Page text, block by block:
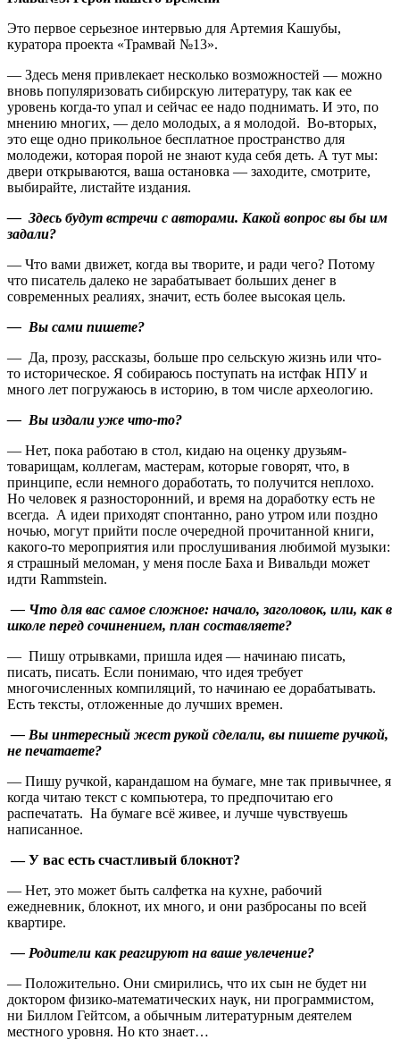
Это первое серьезное интервью для Артемия Кашубы,
куратора проекта «Трамвай №13».
— Здесь меня привлекает несколько возможностей — можно
вновь популяризовать сибирскую литературу, так как ее
уровень когда-то упал и сейчас ее надо поднимать. И это, по
мнению многих, ― дело молодых, а я молодой. Во-вторых,
это еще одно прикольное бесплатное пространство для
молодежи, которая порой не знают куда себя деть. А тут мы:
двери открываются, ваша остановка ― заходите, смотрите,
выбирайте, листайте издания.
— Здесь будут встречи с авторами. Какой вопрос вы бы им
задали?
— Что вами движет, когда вы творите, и ради чего? Потому
что писатель далеко не зарабатывает больших денег в
современных реалиях, значит, есть более высокая цель.
— Вы сами пишете?
— Да, прозу, рассказы, больше про сельскую жизнь или что-
то историческое. Я собираюсь поступать на истфак НПУ и
много лет погружаюсь в историю, в том числе археологию.
— Вы издали уже что-то?
— Нет, пока работаю в стол, кидаю на оценку друзьям-
товарищам, коллегам, мастерам, которые говорят, что, в
принципе, если немного доработать, то получится неплохо.
Но человек я разносторонний, и время на доработку есть не
всегда. А идеи приходят спонтанно, рано утром или поздно
ночью, могут прийти после очередной прочитанной книги,
какого-то мероприятия или прослушивания любимой музыки:
я страшный меломан, у меня после Баха и Вивальди может
идти Rammstein.
― Что для вас самое сложное: начало, заголовок, или, как в
школе перед сочинением, план составляете?
― Пишу отрывками, пришла идея ― начинаю писать,
писать, писать. Если понимаю, что идея требует
многочисленных компиляций, то начинаю ее дорабатывать.
Есть тексты, отложенные до лучших времен.
― Вы интересный жест рукой сделали, вы пишете ручкой,
не печатаете?
― Пишу ручкой, карандашом на бумаге, мне так привычнее, я
когда читаю текст с компьютера, то предпочитаю его
распечатать. На бумаге всё живее, и лучше чувствуешь
написанное.
― У вас есть счастливый блокнот?
― Нет, это может быть салфетка на кухне, рабочий
ежедневник, блокнот, их много, и они разбросаны по всей
квартире.
― Родители как реагируют на ваше увлечение?
― Положительно. Они смирились, что их сын не будет ни
доктором физико-математических наук, ни программистом,
ни Биллом Гейтсом, а обычным литературным деятелем
местного уровня. Но кто знает…